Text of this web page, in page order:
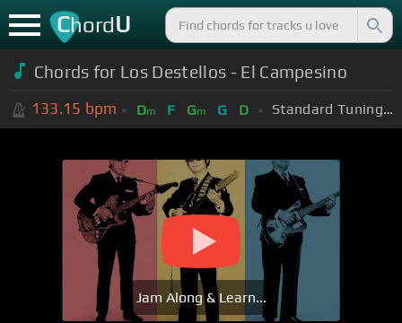
ChordU
Chords for Los Destellos - El Campesino
133.15 bpm Dm F Gm G D Standard Tuning (EADGBE)
Jam Along & Learn...